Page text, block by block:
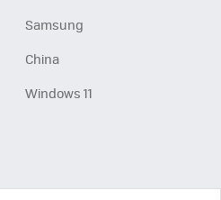
Samsung
China
Windows 11